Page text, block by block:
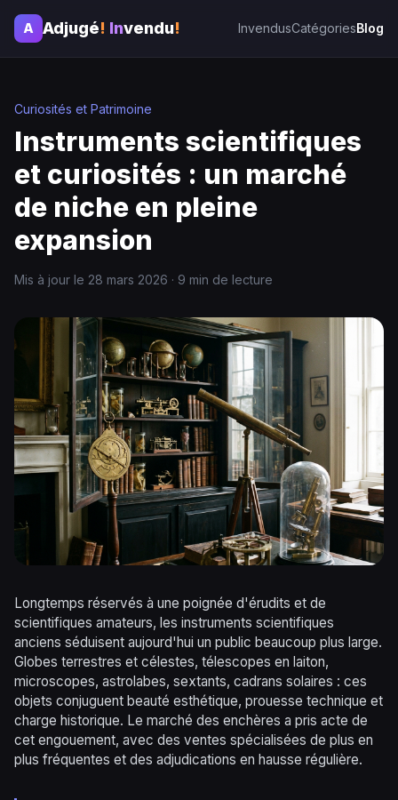
A Adjugé! Invendu! InvendusCatégoriesBlog
Curiosités et Patrimoine
Instruments scientifiques
et curiosités : un marché
de niche en pleine
expansion
Mis à jour le 28 mars 2026 · 9 min de lecture
Longtemps réservés à une poignée d'érudits et de
scientifiques amateurs, les instruments scientifiques
anciens séduisent aujourd'hui un public beaucoup plus large.
Globes terrestres et célestes, télescopes en laiton,
microscopes, astrolabes, sextants, cadrans solaires : ces
objets conjuguent beauté esthétique, prouesse technique et
charge historique. Le marché des enchères a pris acte de
cet engouement, avec des ventes spécialisées de plus en
plus fréquentes et des adjudications en hausse régulière.